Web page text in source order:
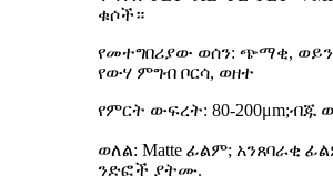
ቁሶች።
የመተግበሪያው ወሰን: ጭማቂ,
የውሃ ምግብ ቦርሳ, ወዘተ
የምርት ውፍረት: 80-200μm;ብጁ
ወለል: Matte ፊልም; አንጸባራቂ
ንድፎች ያትሙ.